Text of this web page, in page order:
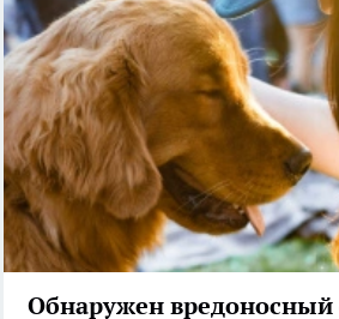
Обнаружен вредоносный